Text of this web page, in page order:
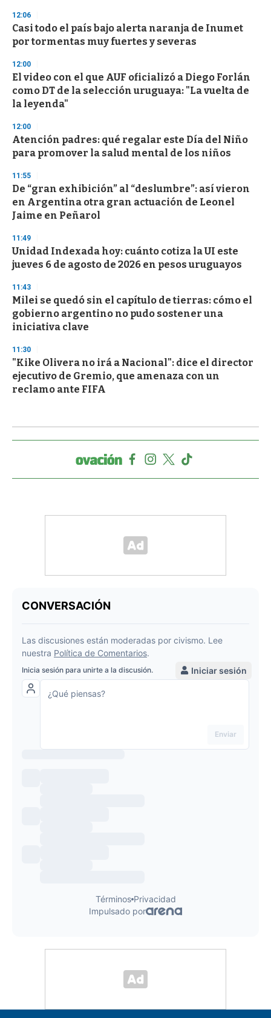
s
e
c
o
d
s
12:06
Casi todo el país bajo alerta naranja de Inumet
por tormentas muy fuertes y severas
12:00
El video con el que AUF oficializó a Diego Forlán
como DT de la selección uruguaya: "La vuelta de
la leyenda"
12:00
Atención padres: qué regalar este Día del Niño
para promover la salud mental de los niños
11:55
De “gran exhibición” al “deslumbre”: así vieron
en Argentina otra gran actuación de Leonel
Jaime en Peñarol
11:49
Unidad Indexada hoy: cuánto cotiza la UI este
jueves 6 de agosto de 2026 en pesos uruguayos
11:43
Milei se quedó sin el capítulo de tierras: cómo el
gobierno argentino no pudo sostener una
iniciativa clave
11:30
"Kike Olivera no irá a Nacional": dice el director
ejecutivo de Gremio, que amenaza con un
reclamo ante FIFA